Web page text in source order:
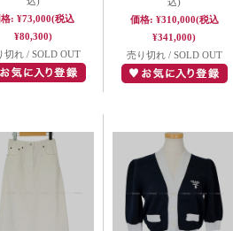
: ¥73,000(税込
¥80,300)
切れ / SOLD OUT
価格: ¥310,000(税込
¥341,000)
売り切れ / SOLD OUT